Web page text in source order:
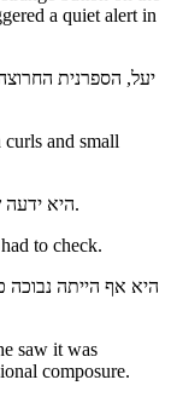
a quiet alert in
יעל, הספרנית
and small
היא ידעה שאולי מדובר בטעות, אבל היה עליה לבדוק.
to check.
היא אף הייתה
saw it was
composure.